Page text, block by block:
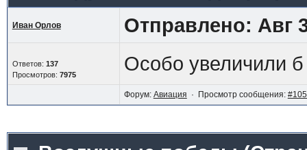
Иван Орлов Отправлено: Авг
Ответов: 137
Просмотров: 7975
Особо увеличили
Форум: Авиация · Просмотр сообщения: